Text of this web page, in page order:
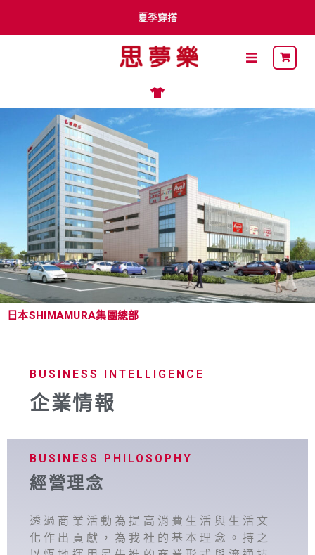
夏季穿搭
李多慧 x Shimamura
卡通明星
最新DM
關於思夢樂
流行穿搭
自有品牌
聯名品牌
日本SHIMAMURA集團總部
BUSINESS INTELLIGENCE
企業情報
BUSINESS PHILOSOPHY
經營理念
透過商業活動為提高消費生活與生活文
化作出貢獻，為我社的基本理念。持之